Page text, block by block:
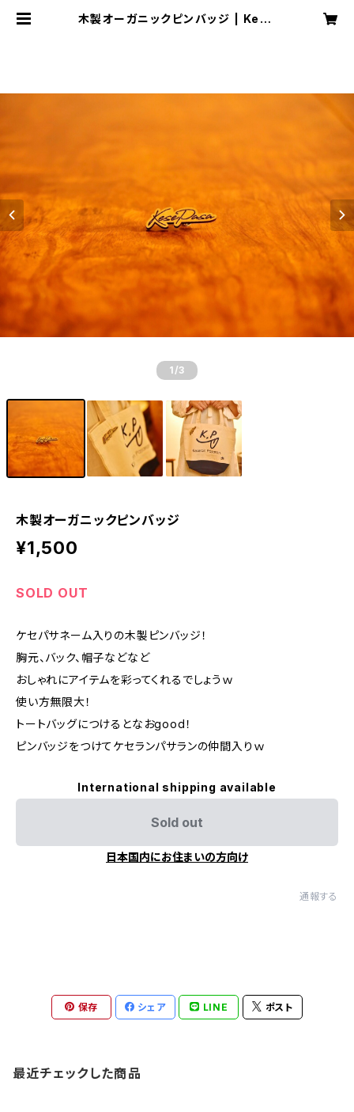
木製オーガニックピンバッジ | Kese
1 /3
木製オーガニックピンバッジ
¥1,500
SOLD OUT
ケセパサネーム入りの木製ピンバッジ！
胸元、バック、帽子などなど
おしゃれにアイテムを彩ってくれるでしょうｗ
使い方無限大！
トートバッグにつけるとなおgood！
ピンバッジをつけてケセランパサランの仲間入りｗ
International shipping available
Sold out
日本国内にお住まいの方向け
通報する
保存 シェア LINE ポスト
最近チェックした商品